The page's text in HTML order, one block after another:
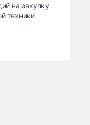
на закупку
техники